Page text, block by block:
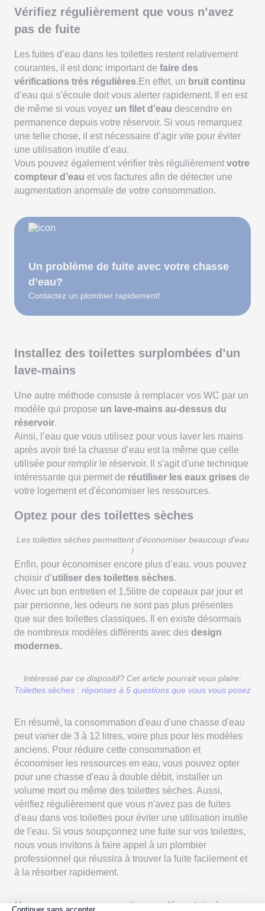
Vérifiez régulièrement que vous n’avez
pas de fuite
Les fuites d’eau dans les toilettes restent relativement
courantes, il est donc important de faire des
vérifications très régulières.En effet, un bruit continu
d’eau qui s’écoule doit vous alerter rapidement. Il en est
de même si vous voyez un filet d’eau descendre en
permanence depuis votre réservoir. Si vous remarquez
une telle chose, il est nécessaire d’agir vite pour éviter
une utilisation inutile d’eau.
Vous pouvez également vérifier très régulièrement votre
compteur d’eau et vos factures afin de détecter une
augmentation anormale de votre consommation.
Un problème de fuite avec votre chasse
d’eau?
Contactez un plombier rapidement!
Installez des toilettes surplombées d’un
lave-mains
Une autre méthode consiste à remplacer vos WC par un
modèle qui propose un lave-mains au-dessus du
réservoir.
Ainsi, l’eau que vous utilisez pour vous laver les mains
après avoir tiré la chasse d’eau est la même que celle
utilisée pour remplir le réservoir. Il s'agit d'une technique
intéressante qui permet de réutiliser les eaux grises de
votre logement et d'économiser les ressources.
Optez pour des toilettes sèches
Les toilettes sèches permettent d'économiser beaucoup d'eau
!
Enfin, pour économiser encore plus d’eau, vous pouvez
choisir d’utiliser des toilettes sèches.
Avec un bon entretien et 1,5litre de copeaux par jour et
par personne, les odeurs ne sont pas plus présentes
que sur des toilettes classiques. Il en existe désormais
de nombreux modèles différents avec des design
modernes.
Intéressé par ce dispositif? Cet article pourrait vous plaire:
Toilettes sèches : réponses à 5 questions que vous vous posez
En résumé, la consommation d'eau d'une chasse d'eau
peut varier de 3 à 12 litres, voire plus pour les modèles
anciens. Pour réduire cette consommation et
économiser les ressources en eau, vous pouvez opter
pour une chasse d'eau à double débit, installer un
volume mort ou même des toilettes sèches. Aussi,
vérifiez régulièrement que vous n'avez pas de fuites
d'eau dans vos toilettes pour éviter une utilisation inutile
de l'eau. Si vous soupçonnez une fuite sur vos toilettes,
nous vous invitons à faire appel à un plombier
professionnel qui réussira à trouver la fuite facilement et
à la résorber rapidement.
Une remarque ou une question supplémentaire à poser